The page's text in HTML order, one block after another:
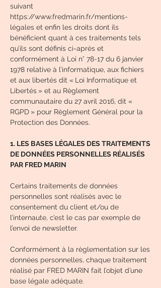
suivant
https://www.fredmarin.fr/mentions-
légales et enfin les droits dont ils
bénéficient quant à ces traitements tels
qu’ils sont définis ci-après et
conformément à Loi n° 78-17 du 6 janvier
1978 relative à l’informatique, aux fichiers
et aux libertés dit « Loi Informatique et
Libertés » et au Règlement
communautaire du 27 avril 2016, dit «
RGPD » pour Règlement Général pour la
Protection des Données.
1. LES BASES LÉGALES DES TRAITEMENTS
DE DONNÉES PERSONNELLES RÉALISÉS
PAR FRED MARIN
Certains traitements de données
personnelles sont réalisés avec le
consentement du client et/ou de
l’internaute, c’est le cas par exemple de
l’envoi de newsletter.
Conformément à la règlementation sur les
données personnelles, chaque traitement
réalisé par FRED MARIN fait l’objet d’une
base légale adéquate.